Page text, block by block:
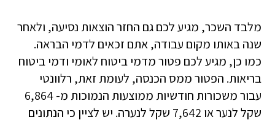
מלבד השכר, מגיע לכם גם החזר הוצאות נסיעה, ולאחר
שנה באותו מקום עבודה, אתם זכאים לדמי הבראה.
כמו כן, מגיע לכם פטור מדמי ביטוח לאומי ודמי ביטוח
בריאות. הפטור ממס הכנסה, לעומת זאת, רלוונטי
עבור משכורות חודשיות ממוצעות הנמוכות מ- 6,864
שקל לנער או 7,642 שקל לנערה. יש לציין כי הנתונים